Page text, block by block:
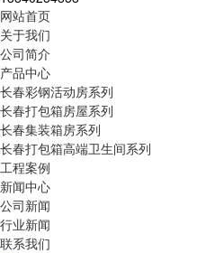
网站首页
关于我们
公司简介
产品中心
长春彩钢活动房系列
长春打包箱房屋系列
长春集装箱房系列
长春打包箱高端卫生间系列
工程案例
新闻中心
公司新闻
行业新闻
联系我们